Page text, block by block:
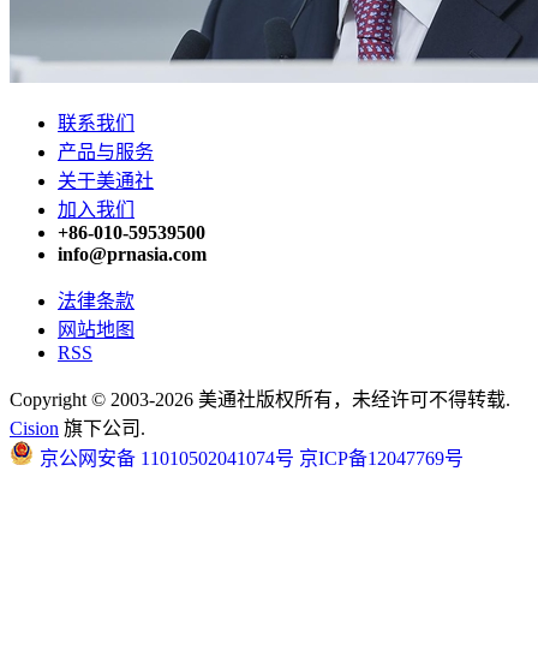
联系我们
产品与服务
关于美通社
加入我们
+86-010-59539500
info@prnasia.com
法律条款
网站地图
RSS
Copyright © 2003-2026 美通社版权所有，未经许可不得转载.
Cision 旗下公司.
京公网安备 11010502041074号 京ICP备12047769号